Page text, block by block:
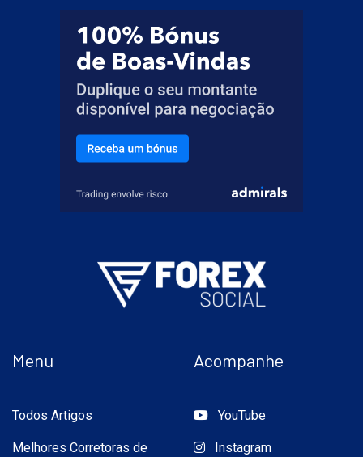
Menu
Todos Artigos
Melhores Corretoras de
Acompanhe
YouTube
Instagram